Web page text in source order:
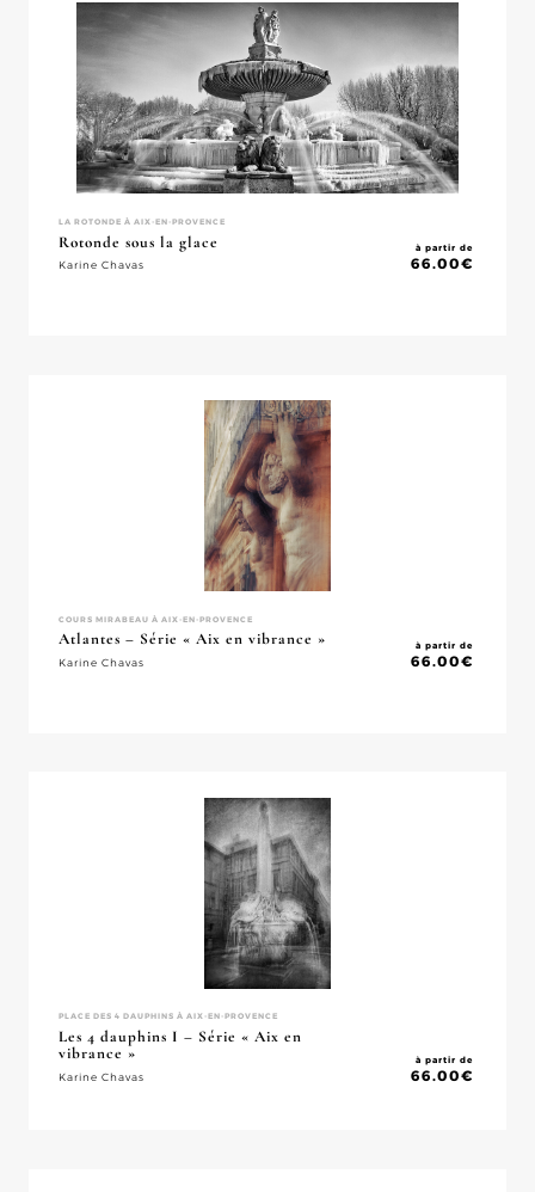
LA ROTONDE À AIX-EN-PROVENCE
Rotonde sous la glace
Karine Chavas
à partir de
66.00€
COURS MIRABEAU À AIX-EN-PROVENCE
Atlantes – Série « Aix en vibrance »
Karine Chavas
à partir de
66.00€
PLACE DES 4 DAUPHINS À AIX-EN-PROVENCE
Les 4 dauphins I – Série « Aix en
vibrance »
Karine Chavas
à partir de
66.00€